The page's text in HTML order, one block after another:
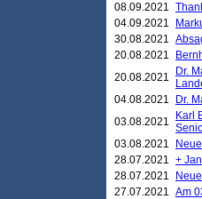
08.09.2021
04.09.2021
30.08.2021
20.08.2021
20.08.2021
Dr.
04.08.2021
Dr.
03.08.2021
Karl
03.08.2021
28.07.2021 +
28.07.2021
27.07.2021 Am